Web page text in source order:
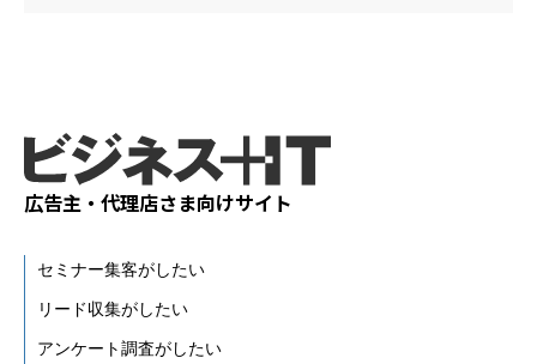
広告主・代理店さま向けサイト
セミナー集客がしたい
リード収集がしたい
アンケート調査がしたい